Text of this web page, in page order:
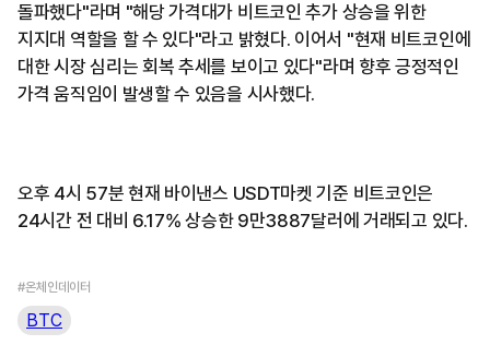
돌파했다"라며 "해당 가격대가 비트코인 추가 상승을 위한
지지대 역할을 할 수 있다"라고 밝혔다. 이어서 "현재 비트코인에
대한 시장 심리는 회복 추세를 보이고 있다"라며 향후 긍정적인
가격 움직임이 발생할 수 있음을 시사했다.
오후 4시 57분 현재 바이낸스 USDT마켓 기준 비트코인은
24시간 전 대비 6.17% 상승한 9만3887달러에 거래되고 있다.
#온체인데이터
BTC